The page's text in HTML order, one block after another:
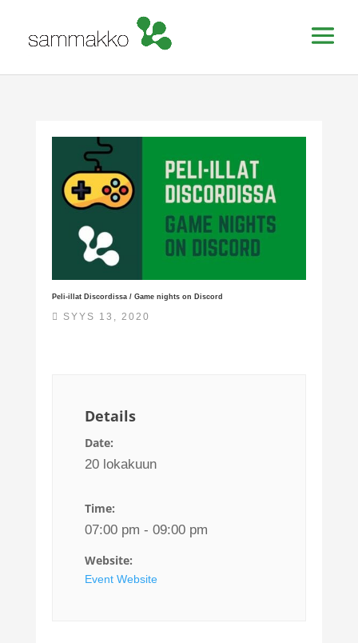
Peli-illat Discordissa / Game nights on Discord
SYYS 13, 2020
Details
Date:
20 lokakuun
Time:
07:00 pm - 09:00 pm
Website:
Event Website